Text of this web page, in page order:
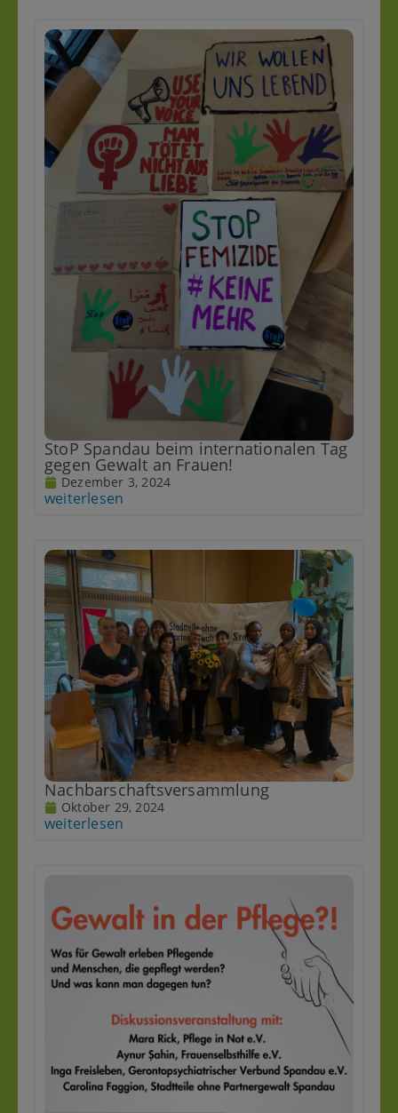
StoP Spandau beim internationalen Tag
gegen Gewalt an Frauen!
Dezember 3, 2024
weiterlesen
Nachbarschaftsversammlung
Oktober 29, 2024
weiterlesen